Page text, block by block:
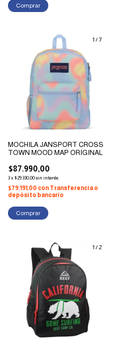
1 /7
MOCHILA JANSPORT CROSS
TOWN MOOD MAP ORIGINAL
$87.990,00
3x$29.330,00sin interés
$79.191,00 con Transferencia o
depósito bancario
1 / 2